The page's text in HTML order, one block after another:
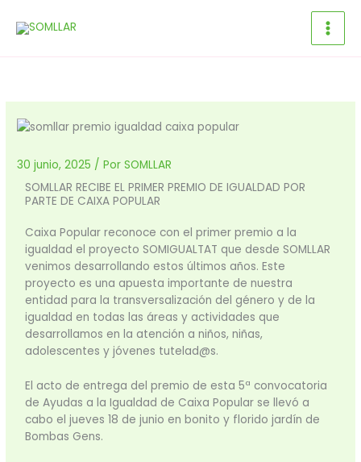
30 junio, 2025 / PorSOMLLAR
SOMLLAR RECIBE EL PRIMER PREMIO DE IGUALDAD POR
PARTE DE CAIXA POPULAR
Caixa Popular reconoce con el primer premio a la
igualdad el proyecto SOMIGUALTAT que desde SOMLLAR
venimos desarrollando estos últimos años. Este
proyecto es una apuesta importante de nuestra
entidad para la transversalización del género y de la
igualdad en todas las áreas y actividades que
desarrollamos en la atención a niños, niñas,
adolescentes y jóvenes tutelad@s.
El acto de entrega del premio de esta 5ª convocatoria
de Ayudas a la Igualdad de Caixa Popular se llevó a
cabo el jueves 18 de junio en bonito y florido jardín de
Bombas Gens.